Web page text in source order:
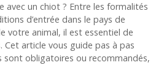
avec un chiot ? Entre les formalités
d’entrée dans le pays de
votre animal, il est essentiel de
Cet article vous guide pas à pas
sont obligatoires ou recommandés,